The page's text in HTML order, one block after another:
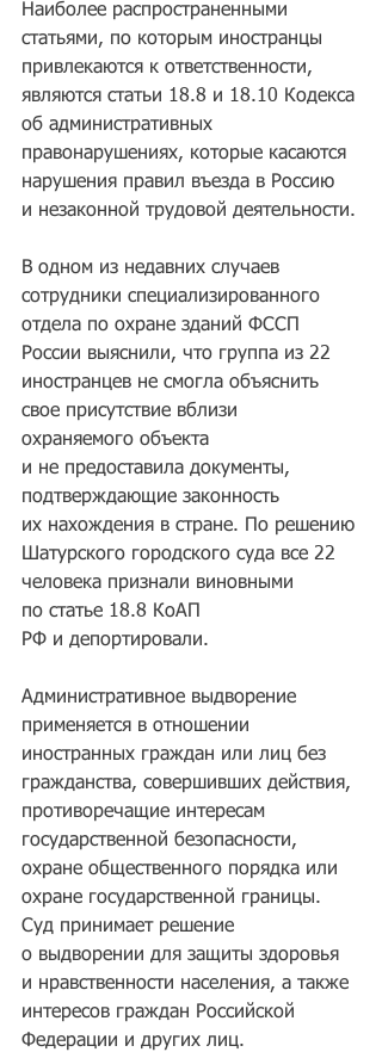
Наиболее распространенными
статьями, по которым иностранцы
привлекаются к ответственности,
являются статьи 18.8 и 18.10 Кодекса
об административных
правонарушениях, которые касаются
нарушения правил въезда в Россию
и незаконной трудовой деятельности.
В одном из недавних случаев
сотрудники специализированного
отдела по охране зданий ФССП
России выяснили, что группа из 22
иностранцев не смогла объяснить
свое присутствие вблизи
охраняемого объекта
и не предоставила документы,
подтверждающие законность
их нахождения в стране. По решению
Шатурского городского суда все 22
человека признали виновными
по статье 18.8 КоАП
РФ и депортировали.
Административное выдворение
применяется в отношении
иностранных граждан или лиц без
гражданства, совершивших действия,
противоречащие интересам
государственной безопасности,
охране общественного порядка или
охране государственной границы.
Суд принимает решение
о выдворении для защиты здоровья
и нравственности населения, а также
интересов граждан Российской
Федерации и других лиц.